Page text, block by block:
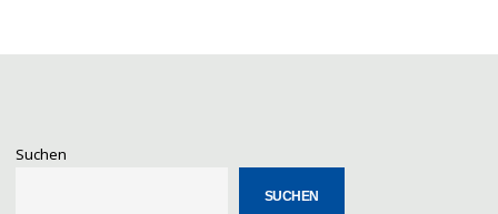
Suchen
SUCHEN